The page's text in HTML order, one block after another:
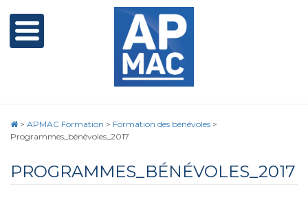
> APMAC Formation > Formation des bénévoles >
Programmes_bénévoles_2017
PROGRAMMES_BÉNÉVOLES_2017